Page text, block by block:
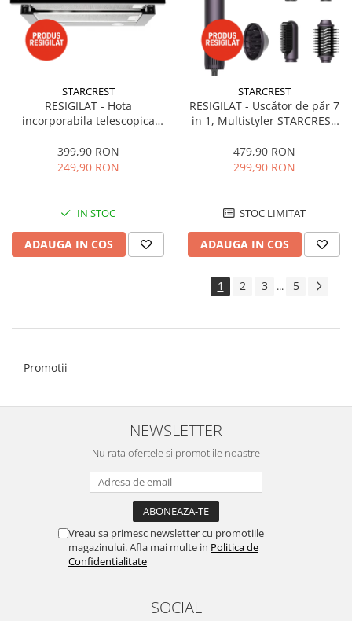
STARCREST
RESIGILAT - Hota
incorporabila telescopica
Putere de absorbtie 550 m3/h,
1 Motor, 2 Trepte putere, 60
399,90 RON
249,90 RON
IN STOC
ADAUGA IN COS
STARCREST
RESIGILAT - Uscător de păr 7
in 1, Multistyler STARCREST
de viteză, 3 trepte de
temperatură, mov
479,90 RON
299,90 RON
STOC LIMITAT
ADAUGA IN COS
1 2 3 ... 5
Promotii
NEWSLETTER
Nu rata ofertele si promotiile noastre
Vreau sa primesc newsletter cu promotiile
magazinului. Afla mai multe in Politica de
Confidentialitate
SOCIAL